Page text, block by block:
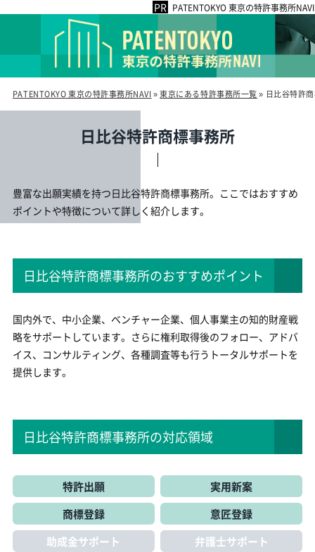
PATENTOKYO 東京の特許事務所NAVI
PATENTOKYO 東京の特許事務所NAVI »東京にある特許事務所一覧» 日比谷特許
日比谷特許商標事務所
豊富な出願実績を持つ日比谷特許商標事務所。ここではおすすめ
ポイントや特徴について詳しく紹介します。
日比谷特許商標事務所のおすすめポイント
国内外で、中小企業、ベンチャー企業、個人事業主の知的財産戦
略をサポートしています。さらに権利取得後のフォロー、アドバ
イス、コンサルティング、各種調査等も行うトータルサポートを
提供します。
日比谷特許商標事務所の対応領域
特許出願
実用新案
商標登録
意匠登録
助成金サポート
弁護士サポート